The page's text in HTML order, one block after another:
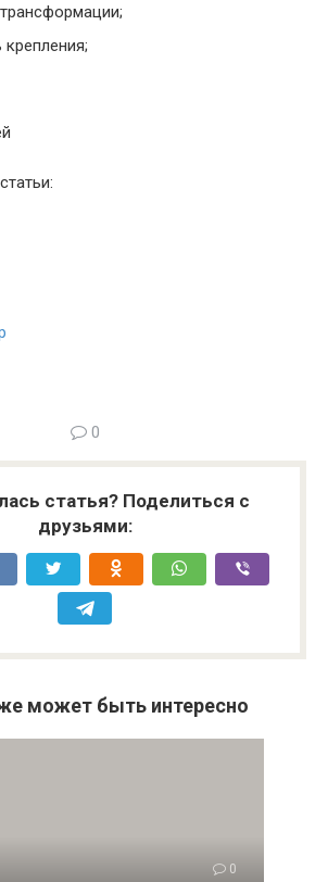
крепления;
0
статья? Поделиться с
друзьями:
может быть интересно
0